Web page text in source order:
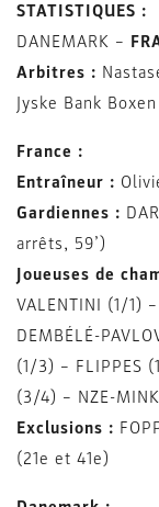
STATISTIQUES :
DANEMARK –
Arbitres :
Jyske Bank
France :
Entraîneur :
Gardiennes :
arrêts, 59’)
Joueuses de
VALENTINI (1/1)
DEMBÉLÉ-
(1/3) – FLIPPES
(3/4) – NZE-
Exclusions :
(21e et 41e)